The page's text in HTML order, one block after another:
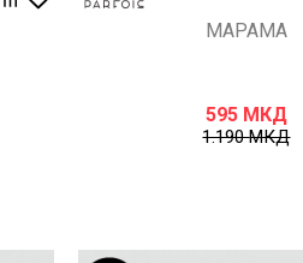
МАРАМА
595 МКД
1.190МКД